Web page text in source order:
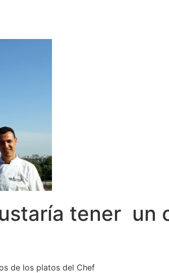
tener un
de los platos del Chef